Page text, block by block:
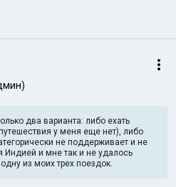
два варианта: либо ехать
у меня еще нет), либо
не поддерживает и не
Индией и мне так и не удалось
из моих трех поездок.